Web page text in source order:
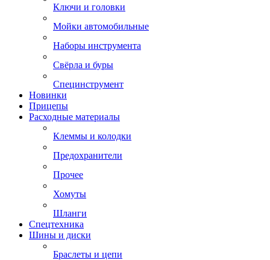
Ключи и головки
Мойки автомобильные
Наборы инструмента
Свёрла и буры
Специнструмент
Новинки
Прицепы
Расходные материалы
Клеммы и колодки
Предохранители
Прочее
Хомуты
Шланги
Спецтехника
Шины и диски
Браслеты и цепи